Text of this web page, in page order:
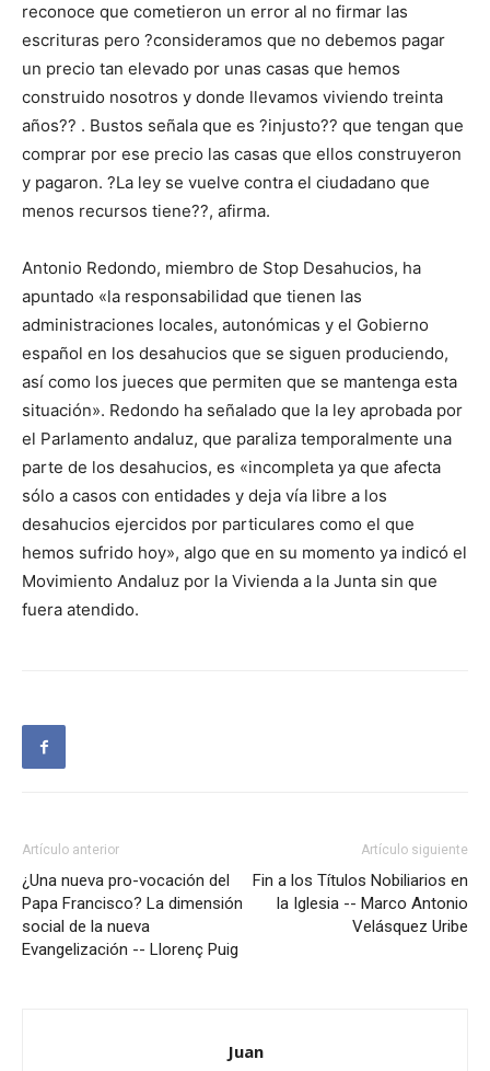
reconoce que cometieron un error al no firmar las
escrituras pero ?consideramos que no debemos pagar
un precio tan elevado por unas casas que hemos
construido nosotros y donde llevamos viviendo treinta
años?? . Bustos señala que es ?injusto?? que tengan que
comprar por ese precio las casas que ellos construyeron
y pagaron. ?La ley se vuelve contra el ciudadano que
menos recursos tiene??, afirma.
Antonio Redondo, miembro de Stop Desahucios, ha
apuntado «la responsabilidad que tienen las
administraciones locales, autonómicas y el Gobierno
español en los desahucios que se siguen produciendo,
así como los jueces que permiten que se mantenga esta
situación». Redondo ha señalado que la ley aprobada por
el Parlamento andaluz, que paraliza temporalmente una
parte de los desahucios, es «incompleta ya que afecta
sólo a casos con entidades y deja vía libre a los
desahucios ejercidos por particulares como el que
hemos sufrido hoy», algo que en su momento ya indicó el
Movimiento Andaluz por la Vivienda a la Junta sin que
fuera atendido.
Artículo anterior
¿Una nueva pro-vocación del
Papa Francisco? La dimensión
social de la nueva
Evangelización -- Llorenç Puig
Artículo siguiente
Fin a los Títulos Nobiliarios en
la Iglesia -- Marco Antonio
Velásquez Uribe
Juan